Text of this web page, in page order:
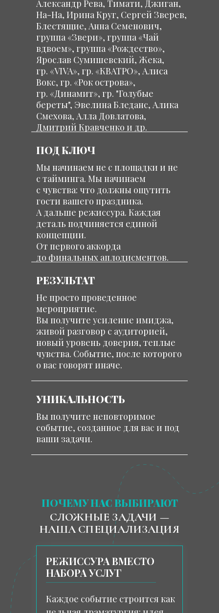
Александр Рева, Тимати, Джиган,
На-На, Ирина Круг, Сергей Зверев,
Блестящие, Анна Семенович,
группа «Звери», группа «Чай
вдвоем», группа «Рождество»,
Ярослав Сумишевский, Жека,
гр. «VIVA», гр. «КВАТРО», Алиса
Вокс, гр. «Рок острова»,
гр. «Динамит», гр. "Голубые
береты", Эвелина Бледанс, Алика
Смехова, Алла Довлатова,
Дмитрий Кравченко и др.
ПОД КЛЮЧ
Мы начинаем не с площадки и не
с тайминга. Мы начинаем
с чувства: что должны ощутить
гости вашего праздника.
А дальше режиссура. Каждая
деталь подчиняется единой
концепции.
От первого аккорда
до финальных аплодисментов.
РЕЗУЛЬТАТ
Не просто проведенное
мероприятие.
Вы получите усиление имиджа,
живой разговор с аудиторией,
новый уровень доверия, теплые
чувства. Событие, после которого
о вас говорят иначе.
УНИКАЛЬНОСТЬ
Вы получите неповторимое
событие, созданное для вас и под
ваши задачи.
СЛОЖНЫЕ ЗАДАЧИ —
НАША СПЕЦИАЛИЗАЦИЯ
РЕЖИССУРА ВМЕСТО
НАБОРА УСЛУГ
Каждое событие строится как
ПОЧЕМУ НАС ВЫБИРАЮТ